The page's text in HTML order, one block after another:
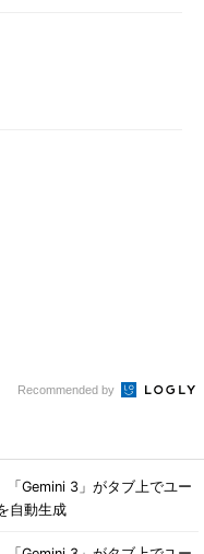
Recommended by
Gemini 3」がタブ上でユー
自動生成